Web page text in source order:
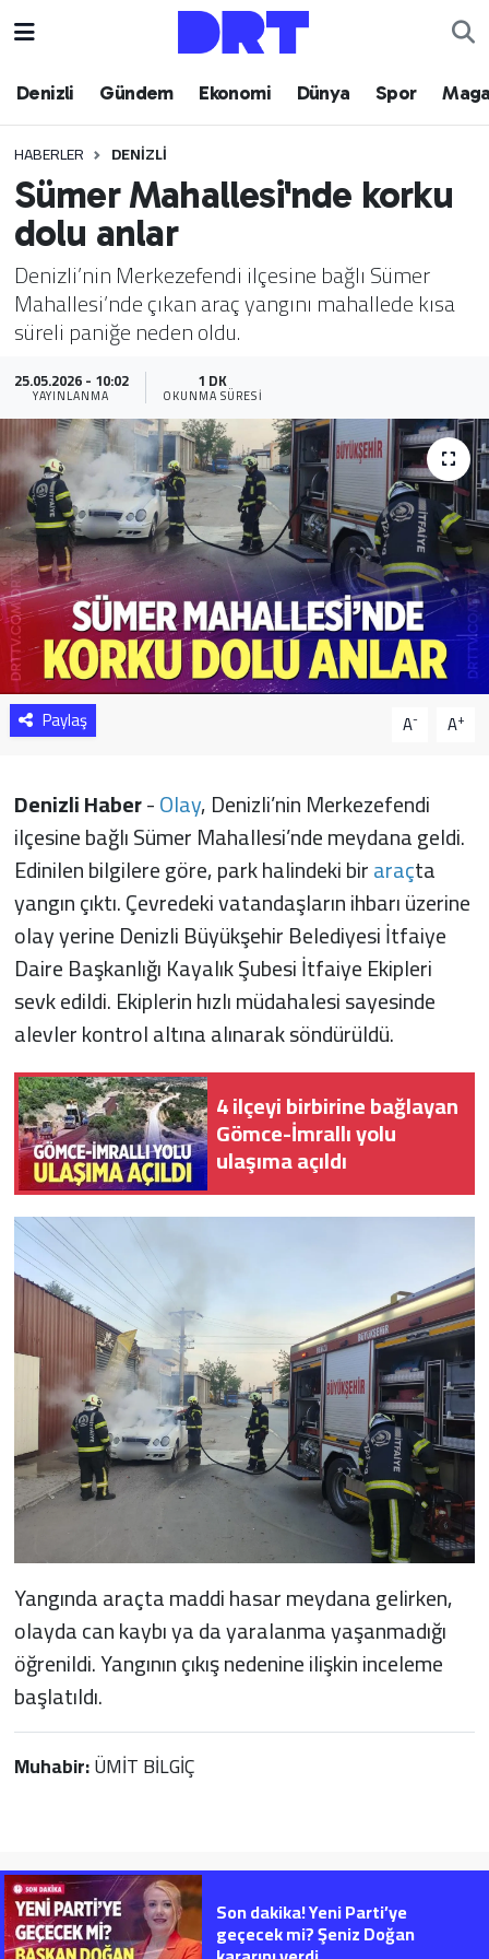
Denizli Gündem Ekonomi Dünya Spor
HABERLER DENIZLI
Sümer Mahallesi'nde korku
dolu anlar
Denizli’nin Merkezefendi ilçesine bağlı Sümer
Mahallesi’nde çıkan araç yangını mahallede kısa
süreli paniğe neden oldu.
25.05.2026 - 10:02
YAYINLANMA
1 DK
OKUNMA SÜRESI
Paylaş A- A+
Denizli Haber-Olay, Denizli’nin Merkezefendi
ilçesine bağlı Sümer Mahallesi’nde meydana geldi.
Edinilen bilgilere göre, park halindeki biraraçta
yangın çıktı. Çevredeki vatandaşların ihbarı üzerine
olay yerine Denizli Büyükşehir Belediyesi İtfaiye
Daire Başkanlığı Kayalık Şubesi İtfaiye Ekipleri
sevk edildi. Ekiplerin hızlı müdahalesi sayesinde
alevler kontrol altına alınarak söndürüldü.
4 ilçeyi birbirine bağlayan
Gömce-İmrallı yolu
ulaşıma açıldı
Yangında araçta maddi hasar meydana gelirken,
olayda can kaybı ya da yaralanma yaşanmadığı
öğrenildi. Yangının çıkış nedenine ilişkin inceleme
başlatıldı.
Muhabir:ÜMİT BİLGİÇ
Son dakika! Yeni Parti’ye
geçecek mi? Şeniz Doğan
Denizli
Ekonomi
Dünya
Spor
Teknoloji
Yaşam
Sağlık
Yazarlar
Resmi İlan
Resmi Reklam
Hava Durumu
Trafik Durumu
Puan Durumu ve Fikstür
Tüm Manşetler
Son Dakika Haberleri